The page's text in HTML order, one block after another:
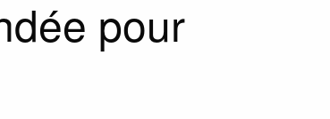
pour